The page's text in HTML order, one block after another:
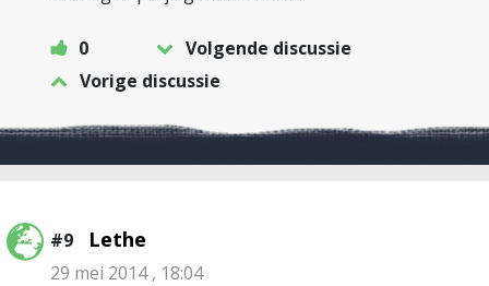
0
Volgende discussie
Vorige discussie
#9 Lethe
29 mei 2014 , 18:04